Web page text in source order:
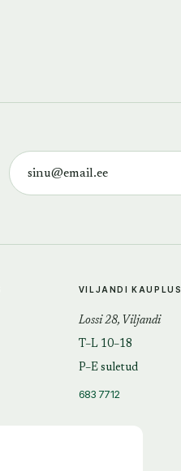
VILJANDI KAUPLUS
Lossi 28, Viljandi
T–L 10–18
P–E suletud
683 7712